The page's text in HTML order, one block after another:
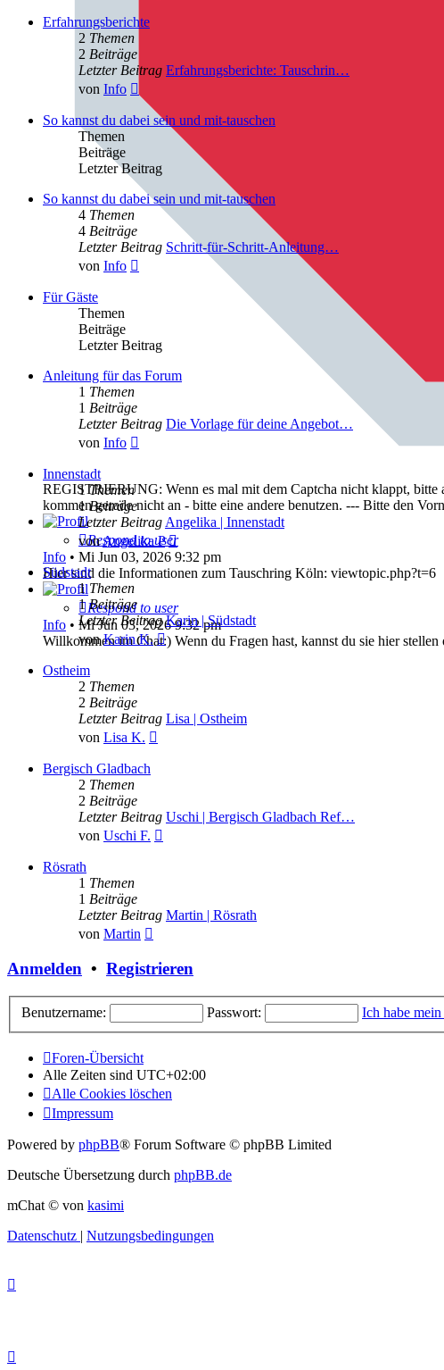
REGISTRIERUNG: Wenn es mal mit dem Captcha nicht klappt,
kommen gerade nicht an - bitte eine andere benutzen. --- Bitte den
Respond to user
Info • Mi Jun 03, 2026 9:32 pm
Hier sind die Informationen zum Tauschring Köln: viewtopic.php?t=6
Respond to user
Info • Mi Jun 03, 2026 9:32 pm
Willkommen im Chat:) Wenn du Fragen hast, kannst du sie hier stellen
Erfahrungsberichte
2 Themen
2 Beiträge
Letzter Beitrag Erfahrungsberichte: Tauschrin…
von Info
Beitrag
So kannst du dabei sein und mit-tauschen
Themen
Beiträge
Letzter Beitrag
So kannst du dabei sein und mit-tauschen
4 Themen
4 Beiträge
Letzter Beitrag Schritt-für-Schritt-Anleitung…
von Info
Für Gäste
Themen
Beiträge
Letzter Beitrag
Anleitung für das Forum
1 Themen
1 Beiträge
Letzter Beitrag Die Vorlage für deine Angebot…
von Info
Innenstadt
1Themen
1Beiträge
Letzter Beitrag Angelika | Innenstadt
vonAngelika P
Neuester
Beitrag
Südstadt
1Themen
1Beiträge
Letzter Beitrag Karin | Südstadt
vonKarin K.
Neuester
Beitrag
Ostheim
2 Themen
2 Beiträge
Letzter Beitrag Lisa | Ostheim
von Lisa K.
Bergisch Gladbach
2 Themen
2 Beiträge
Letzter Beitrag Uschi | Bergisch Gladbach Ref…
von Uschi F.
Rösrath
1 Themen
1 Beiträge
Letzter Beitrag Martin | Rösrath
von Martin
Anmelden • Registrieren
Benutzername: Passwort: Ich habe mein
Foren-Übersicht
Alle Zeiten sind UTC+02:00
Alle Cookies löschen
Impressum
Powered by phpBB® Forum Software © phpBB Limited
Deutsche Übersetzung durch phpBB.de
mChat © von kasimi
Datenschutz | Nutzungsbedingungen